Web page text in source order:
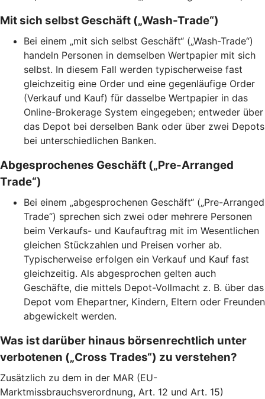
Mit sich selbst Geschäft („Wash-Trade“)
Bei einem „mit sich selbst Geschäft“ („Wash-Trade“)
handeln Personen in demselben Wertpapier mit sich
selbst. In diesem Fall werden typischerweise fast
gleichzeitig eine Order und eine gegenläufige Order
(Verkauf und Kauf) für dasselbe Wertpapier in das
Online-Brokerage System eingegeben; entweder über
das Depot bei derselben Bank oder über zwei Depots
bei unterschiedlichen Banken.
Abgesprochenes Geschäft („Pre-Arranged
Trade“)
Bei einem „abgesprochenen Geschäft“ („Pre-Arranged
Trade“) sprechen sich zwei oder mehrere Personen
beim Verkaufs- und Kaufauftrag mit im Wesentlichen
gleichen Stückzahlen und Preisen vorher ab.
Typischerweise erfolgen ein Verkauf und Kauf fast
gleichzeitig. Als abgesprochen gelten auch
Geschäfte, die mittels Depot-Vollmacht z. B. über das
Depot vom Ehepartner, Kindern, Eltern oder Freunden
abgewickelt werden.
Was ist darüber hinaus börsenrechtlich unter
verbotenen („Cross Trades“) zu verstehen?
Zusätzlich zu dem in der MAR (EU-
Marktmissbrauchsverordnung, Art. 12 und Art. 15)